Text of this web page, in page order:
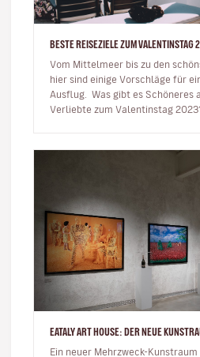
BESTE REISEZIELE ZUM VALENTINSTAG
Vom Mittelmeer bis zu den
hier sind einige Vorschläge für
Ausflug. Was gibt es Schöneres als einen Kurzurlaub für
Verliebte zum Valentinstag
EATALY ART HOUSE: DER NEUE
Ein neuer Mehrzweck-